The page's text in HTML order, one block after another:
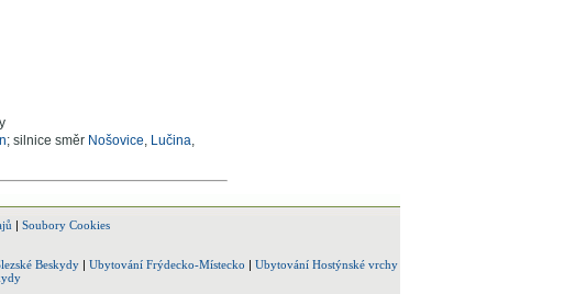
; silnice směr Nošovice, Lučina,
| Soubory Cookies
Beskydy | Ubytování Frýdecko-Místecko | Ubytování Hostýnské vrchy